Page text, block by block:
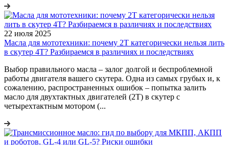
22 июля 2025
Масла для мототехники: почему 2Т категорически нельзя лить
в скутер 4Т? Разбираемся в различиях и последствиях
Выбор правильного масла – залог долгой и беспроблемной
работы двигателя вашего скутера. Одна из самых грубых и, к
сожалению, распространенных ошибок – попытка залить
масло для двухтактных двигателей (2Т) в скутер с
четырехтактным мотором (...